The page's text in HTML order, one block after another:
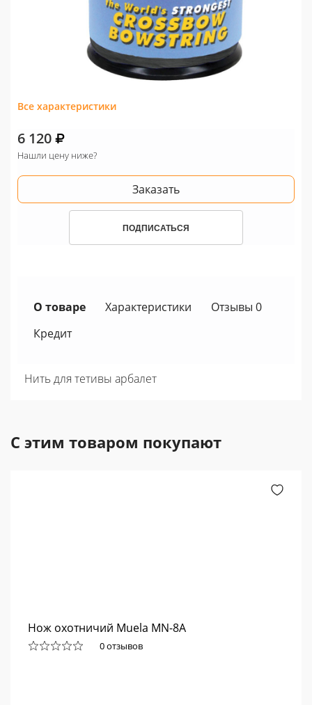
Все характеристики
6 120
Нашли цену ниже?
Заказать
ПОДПИСАТЬСЯ
О товаре Характеристики
Отзывы 0
Кредит
Нить для тетивы арбалет
С этим товаром покупают
Нож охотничий Muela MN-8A
0 отзывов